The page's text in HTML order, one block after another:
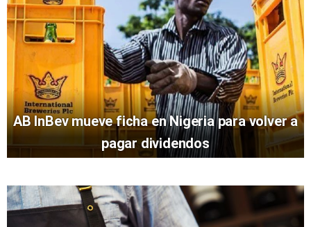
AB InBev mueve ficha en Nigeria para volver a
pagar dividendos